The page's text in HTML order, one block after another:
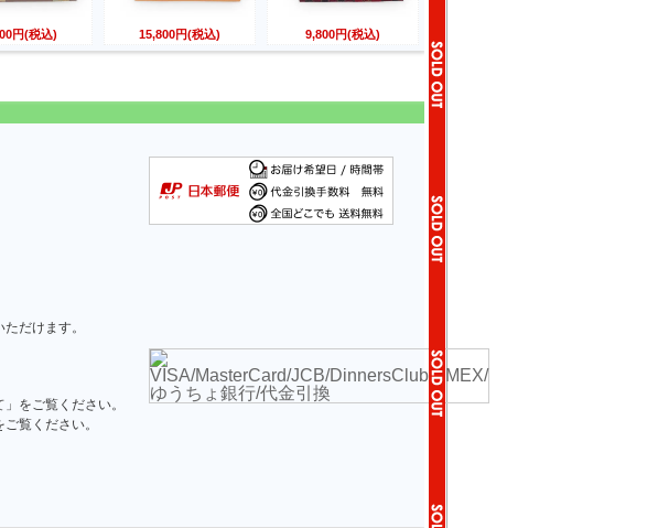
円(税込) 15,800円(税込) 9,800円(税込)
だけます。
」をご覧ください。
ご覧ください。